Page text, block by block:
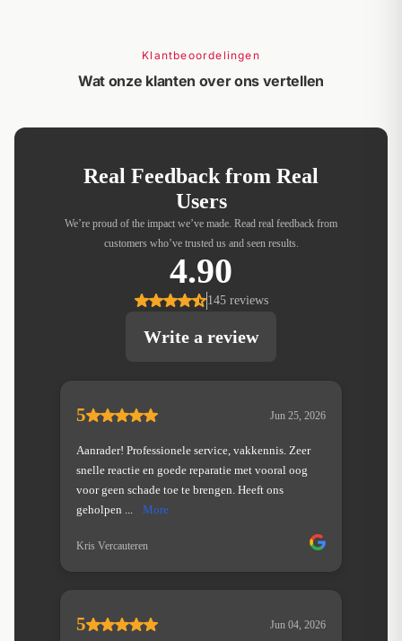
Klantbeoordelingen
Wat onze klanten over ons vertellen